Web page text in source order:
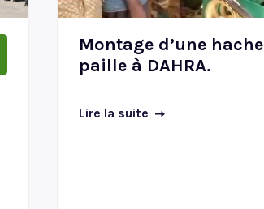
Montage d’une hache
paille à DAHRA.
Lire la suite